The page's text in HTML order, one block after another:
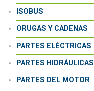
ISOBUS
ORUGAS Y CADENAS
PARTES ELÉCTRICAS
PARTES HIDRÁULICAS
PARTES DEL MOTOR